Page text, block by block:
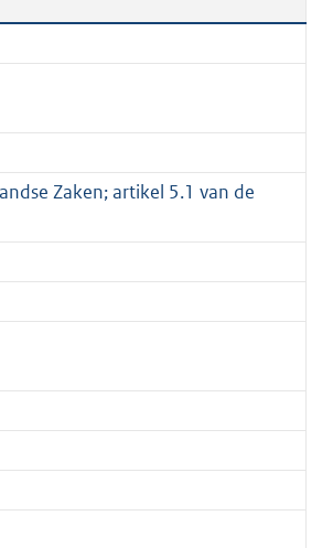
Zaken; artikel 5.1 van de